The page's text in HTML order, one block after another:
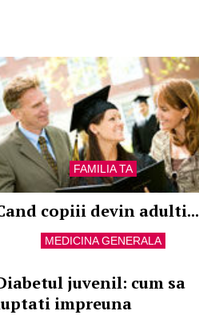
FAMILIA TA
copiii devin adulti...
MEDICINA GENERALA
juvenil: cum sa
impreuna